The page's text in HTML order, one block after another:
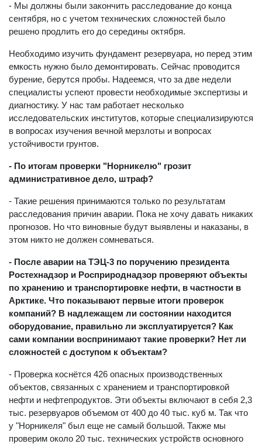
- Мы должны были закончить расследование до конца
сентября, но с учетом технических сложностей было
решено продлить его до середины октября.
Необходимо изучить фундамент резервуара, но перед этим
емкость нужно было демонтировать. Сейчас проводится
бурение, берутся пробы. Надеемся, что за две недели
специалисты успеют провести необходимые экспертизы и
диагностику. У нас там работает несколько
исследовательских институтов, которые специализируются
в вопросах изучения вечной мерзлоты и вопросах
устойчивости грунтов.
- По итогам проверки "Норникелю" грозит
административное дело, штраф?
- Такие решения принимаются только по результатам
расследования причин аварии. Пока не хочу давать никаких
прогнозов. Но что виновные будут выявлены и наказаны, в
этом никто не должен сомневаться.
- После аварии на ТЭЦ-3 по поручению президента
Ростехнадзор и Росприроднадзор проверяют объекты
по хранению и транспортировке нефти, в частности в
Арктике. Что показывают первые итоги проверок
компаний? В надлежащем ли состоянии находится
оборудование, правильно ли эксплуатируется? Как
сами компании воспринимают такие проверки? Нет ли
сложностей с доступом к объектам?
- Проверка коснётся 426 опасных производственных
объектов, связанных с хранением и транспортировкой
нефти и нефтепродуктов. Эти объекты включают в себя 2,3
тыс. резервуаров объемом от 400 до 40 тыс. куб м. Так что
у "Норникеля" был еще не самый большой. Также мы
проверим около 20 тыс. технических устройств основного